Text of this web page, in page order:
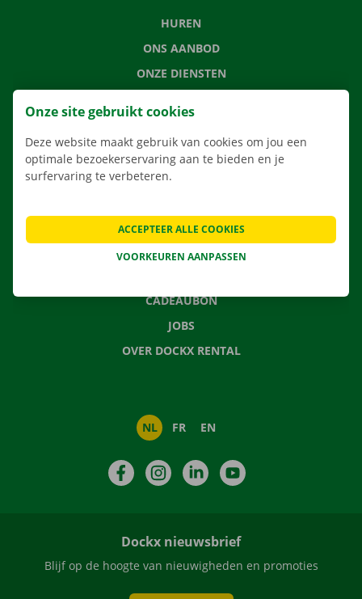
HUREN
ONS AANBOD
ONZE DIENSTEN
VERHUISOPLOSSINGEN
CONTACTEER ONS
VEELGESTELDE VRAGEN
CADEAUBON
JOBS
OVER DOCKX RENTAL
NL FR EN
FacebookInstagramLinkedIn
Dockx nieuwsbrief
Blijf op de hoogte van nieuwigheden en promoties
Onze site gebruikt cookies
Deze website maakt gebruik van cookies om jou een
optimale bezoekerservaring aan te bieden en je
surfervaring te verbeteren.
VOORKEUREN AANPASSEN
ACCEPTEER ALLE COOKIES